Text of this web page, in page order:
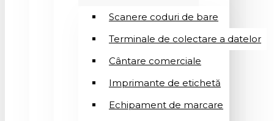
Scanere coduri de bare
Terminale de colectare a datelor
Cântare comerciale
Imprimante de etichetă
Echipament de marcare